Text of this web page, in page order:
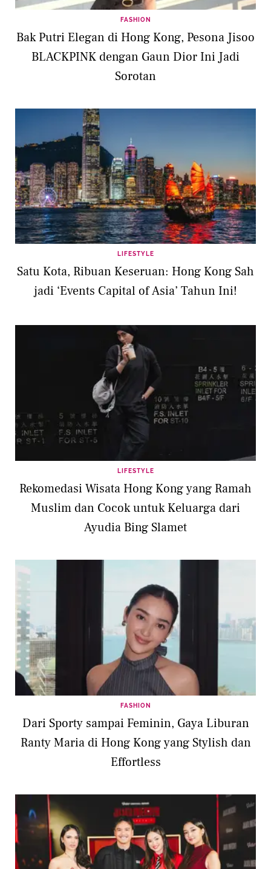
FASHION
Bak Putri Elegan di Hong Kong, Pesona Jisoo
BLACKPINK dengan Gaun Dior Ini Jadi
Sorotan
LIFESTYLE
Satu Kota, Ribuan Keseruan: Hong Kong Sah
jadi ‘Events Capital of Asia’ Tahun Ini!
LIFESTYLE
Rekomedasi Wisata Hong Kong yang Ramah
Muslim dan Cocok untuk Keluarga dari
Ayudia Bing Slamet
FASHION
Dari Sporty sampai Feminin, Gaya Liburan
Ranty Maria di Hong Kong yang Stylish dan
Effortless